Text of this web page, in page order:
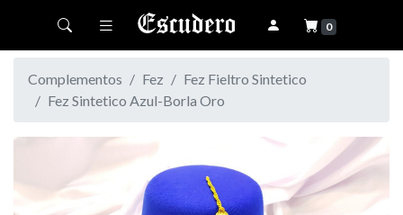
Toggle navigation 0
Complementos Fez
Fez Fieltro Sintetico
Fez Sintetico Azul-Borla Oro